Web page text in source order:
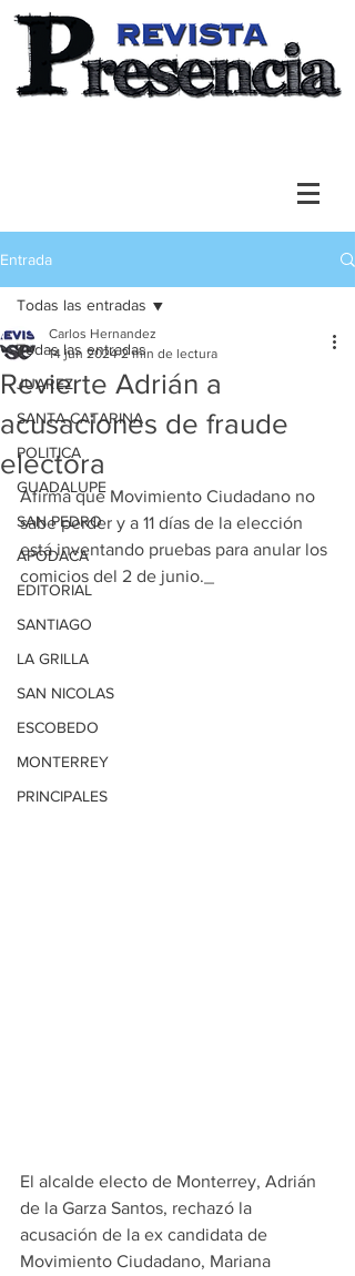
Entrada
Todas las entradas
JUAREZ
SANTA CATARINA
POLITICA
GUADALUPE
SAN PEDRO
APODACA
EDITORIAL
SANTIAGO
LA GRILLA
SAN NICOLAS
ESCOBEDO
MONTERREY
PRINCIPALES
Todas las entradas
Revierte Adrián a
acusaciones de fraude
electora
Carlos Hernandez
14 jun 2024 2 min de lectura
Afirma que Movimiento Ciudadano no
sabe perder y a 11 días de la elección
está inventando pruebas para anular los
comicios del 2 de junio._
El alcalde electo de Monterrey, Adrián
de la Garza Santos, rechazó la
acusación de la ex candidata de
Movimiento Ciudadano, Mariana